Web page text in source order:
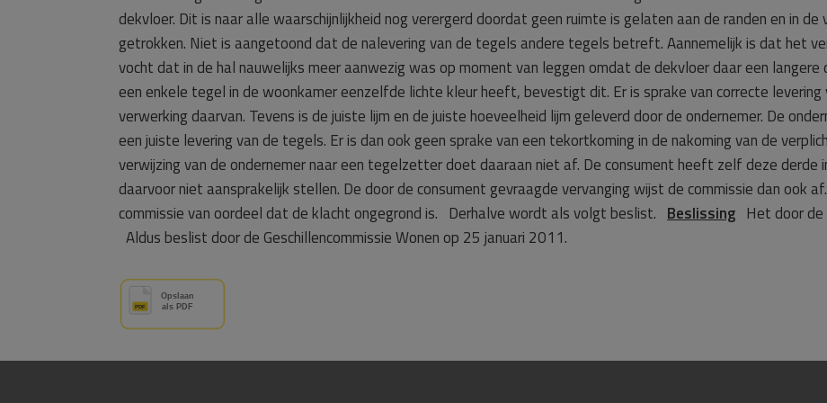
dekvloer. Dit is naar alle waarschijnlijkheid nog verergerd doordat geen ruimte is gelaten aan de randen en in
getrokken. Niet is aangetoond dat de nalevering van de tegels andere tegels betreft. Aannemelijk is dat het
vocht dat in de hal nauwelijks meer aanwezig was op moment van leggen omdat de dekvloer daar een
een enkele tegel in de woonkamer eenzelfde lichte kleur heeft, bevestigt dit. Er is sprake van correcte
verwerking daarvan. Tevens is de juiste lijm en de juiste hoeveelheid lijm geleverd door de ondernemer. De
een juiste levering van de tegels. Er is dan ook geen sprake van een tekortkoming in de nakoming van de
verwijzing van de ondernemer naar een tegelzetter doet daaraan niet af. De consument heeft zelf deze derde
daarvoor niet aansprakelijk stellen. De door de consument gevraagde vervanging wijst de commissie dan ook
commissie van oordeel dat de klacht ongegrond is. Derhalve wordt als volgt beslist. Beslissing Het door
Aldus beslist door de Geschillencommissie Wonen op 25 januari 2011.